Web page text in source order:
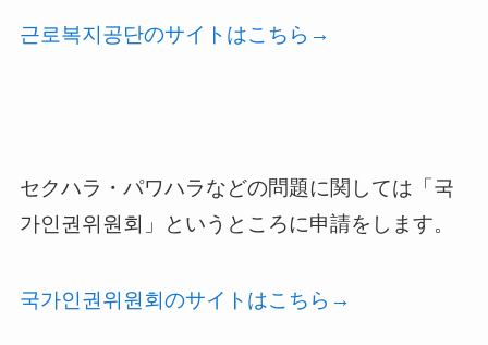
근로복지공단のサイトはこちら→
セクハラ・パワハラなどの問題に関しては「국
가인권위원회」というところに申請をします。
국가인권위원회のサイトはこちら→